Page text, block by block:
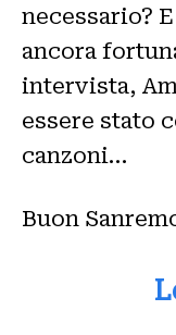
necessario?
ancora
intervista,
essere stato
canzoni…
Buon